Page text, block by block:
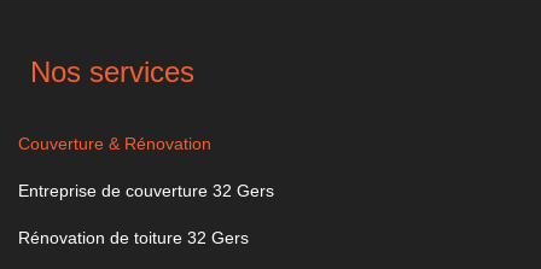
Nos services
Couverture & Rénovation
Entreprise de couverture 32 Gers
Rénovation de toiture 32 Gers